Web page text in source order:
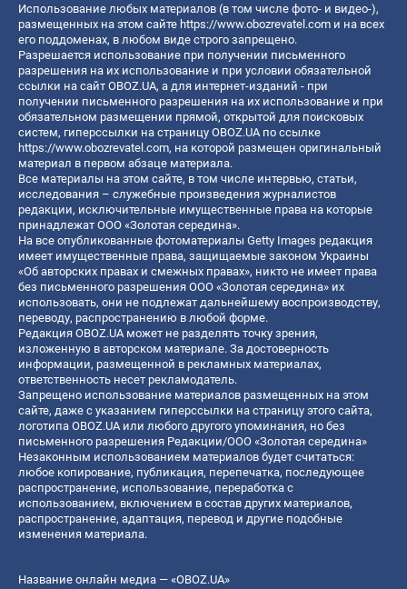
Использование любых материалов (в том числе фото- и видео-),
размещенных на этом сайте https://www.obozrevatel.com и на всех
его поддоменах, в любом виде строго запрещено.
Разрешается использование при получении письменного
разрешения на их использование и при условии обязательной
ссылки на сайт OBOZ.UA, а для интернет-изданий - при
получении письменного разрешения на их использование и при
обязательном размещении прямой, открытой для поисковых
систем, гиперссылки на страницу OBOZ.UA по ссылке
https://www.obozrevatel.com, на которой размещен оригинальный
материал в первом абзаце материала.
Все материалы на этом сайте, в том числе интервью, статьи,
исследования – служебные произведения журналистов
редакции, исключительные имущественные права на которые
принадлежат ООО «Золотая середина».
На все опубликованные фотоматериалы Getty Images редакция
имеет имущественные права, защищаемые законом Украины
«Об авторских правах и смежных правах», никто не имеет права
без письменного разрешения ООО «Золотая середина» их
использовать, они не подлежат дальнейшему воспроизводству,
переводу, распространению в любой форме.
Редакция OBOZ.UA может не разделять точку зрения,
изложенную в авторском материале. За достоверность
информации, размещенной в рекламных материалах,
ответственность несет рекламодатель.
Запрещено использование материалов размещенных на этом
сайте, даже с указанием гиперссылки на страницу этого сайта,
логотипа OBOZ.UA или любого другого упоминания, но без
письменного разрешения Редакции/ООО «Золотая середина»
Незаконным использованием материалов будет считаться:
любое копирование, публикация, перепечатка, последующее
распространение, использование, переработка с
использованием, включением в состав других материалов,
распространение, адаптация, перевод и другие подобные
изменения материала.
Название онлайн медиа — «OBOZ.UA»